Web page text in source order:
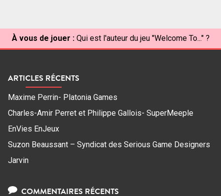
À vous de jouer : Qui est l'auteur du jeu "Welcome To..." ?
ARTICLES RÉCENTS
Maxime Perrin- Platonia Games
Charles-Amir Perret et Philippe Gallois- SuperMeeple
EnVies EnJeux
Suzon Beaussant – Syndicat des Serious Game Designers
Jarvin
COMMENTAIRES RÉCENTS